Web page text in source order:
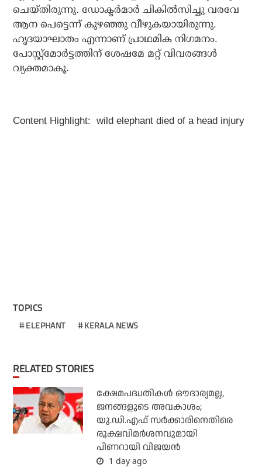
ചെയ്തിരുന്നു. ഡോക്ടർമാർ ചികിൽസിച്ചു വരവേ
ആന പെട്ടെന്ന് കുഴഞ്ഞു വീഴുകയായിരുന്നു.
ഹൃദയാഘാതം എന്നാണ് പ്രാഥമിക നിഗമനം.
പോസ്റ്റ്മോർട്ടത്തിന് ശേഷമേ മറ്റ് വിവരങ്ങൾ
വ്യക്തമാകൂ.
Content Highlight: wild elephant died of a head injury
TOPICS
ELEPHANT KERALA NEWS
RELATED STORIES
ക്ഷേമപദ്ധതികള്‍ ഔദാര്യമല്ല,
ജനങ്ങളുടെ അവകാശം;
യു.ഡി.എഫ് സര്‍ക്കാരിനെതിരെ
രൂക്ഷവിമര്‍ശനവുമായി
പിണറായി വിജയന്‍
1 day ago